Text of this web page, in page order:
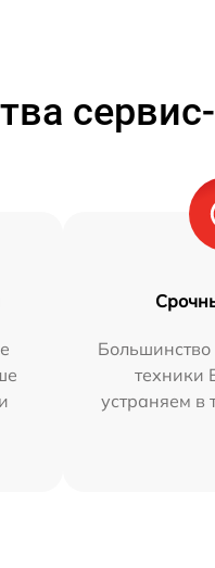
Большинство
техники
устраняем в